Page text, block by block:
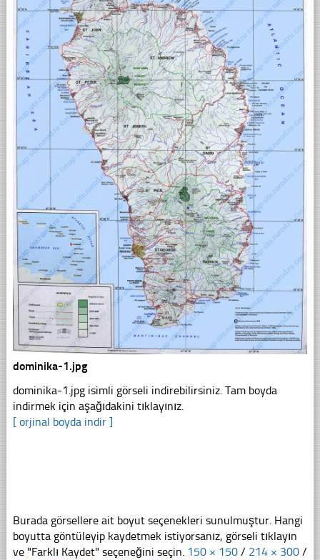
dominika-1.jpg
dominika-1.jpg isimli görseli indirebilirsiniz. Tam boyda
indirmek için aşağıdakini tıklayınız.
[ orjinal boyda indir ]
Burada görsellere ait boyut seçenekleri sunulmuştur. Hangi
boyutta göntüleyip kaydetmek istiyorsanız, görseli tıklayın
ve "Farklı Kaydet" seçeneğini seçin. 150 × 150 / 214 × 300 /